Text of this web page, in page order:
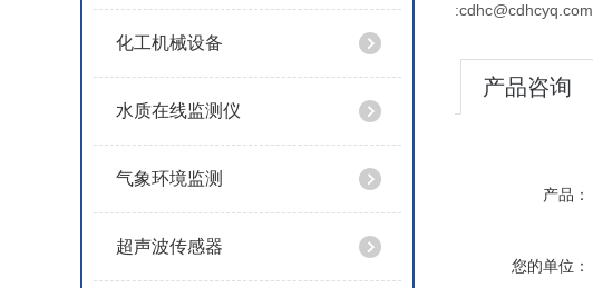
化工机械设备
水质在线监测仪
气象环境监测
超声波传感器
:cdhc@cdhcyq.com
产品咨询
产品：
您的单位：